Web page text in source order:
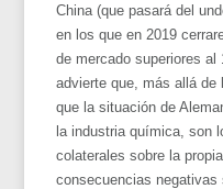
China (que pasará del
en los que en 2019
de mercado superiores
advierte que, más allá
que la situación de
la industria química, son
colaterales sobre la
consecuencias